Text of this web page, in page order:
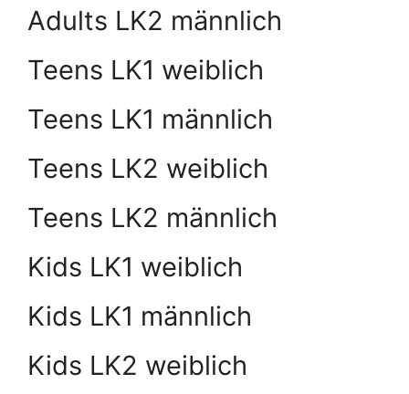
Adults LK2 männlich
Teens LK1 weiblich
Teens LK1 männlich
Teens LK2 weiblich
Teens LK2 männlich
Kids LK1 weiblich
Kids LK1 männlich
Kids LK2 weiblich